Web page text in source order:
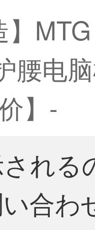
】
腰电
】-
れる
合わ